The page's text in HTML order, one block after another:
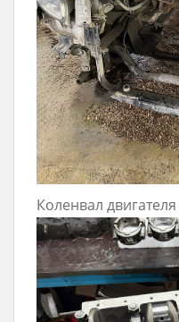
Коленвал